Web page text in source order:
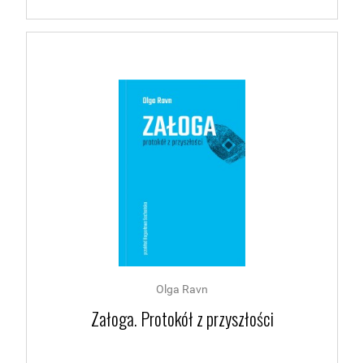
Olga Ravn
Załoga. Protokół z przyszłości